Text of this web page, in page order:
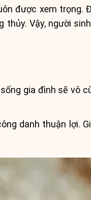
được xem trọng.
Vậy, người
gia đình sẽ vô
danh thuận lợi.